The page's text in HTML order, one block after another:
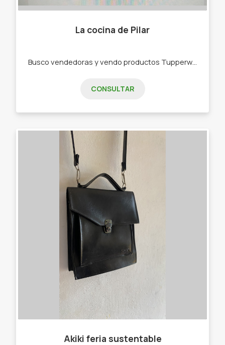
La cocina de Pilar
CONSULTAR
Akiki feria sustentable